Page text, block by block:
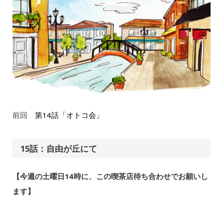
前回 第14話「オトコ会」
15話：自由が丘にて
【今週の土曜日14時に、この喫茶店待ち合わせでお願いし
ます】